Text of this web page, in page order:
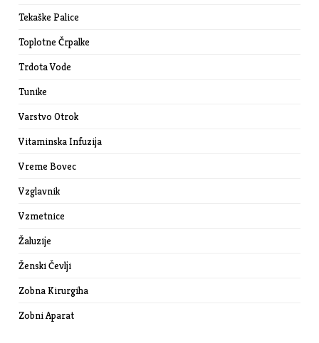
Tekaške Palice
Toplotne Črpalke
Trdota Vode
Tunike
Varstvo Otrok
Vitaminska Infuzija
Vreme Bovec
Vzglavnik
Vzmetnice
Žaluzije
Ženski Čevlji
Zobna Kirurgiha
Zobni Aparat